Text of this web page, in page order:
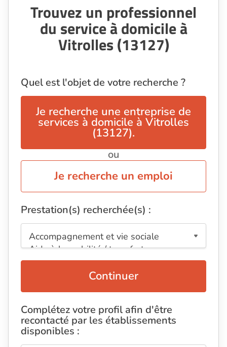
Trouvez un professionnel
du service à domicile à
Vitrolles (13127)
Quel est l'objet de votre recherche ?
Je recherche une entreprise de
services à domicile à Vitrolles
(13127).
ou
Je recherche un emploi
Prestation(s) recherchée(s) :
Continuer
Complétez votre profil afin d'être
recontacté par les établissements
disponibles :